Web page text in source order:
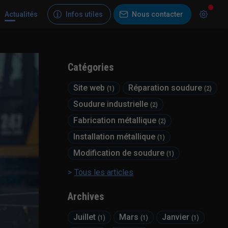
Actualités Infos utiles Nous contacter
Catégories
Site web (1) Réparation soudure(2)
Soudure industrielle (2)
Fabrication métallique (2)
Installation métallique (1)
Modification de soudure (1)
Tous les articles
Archives
Juillet (1) Mars(1) Janvier(1)